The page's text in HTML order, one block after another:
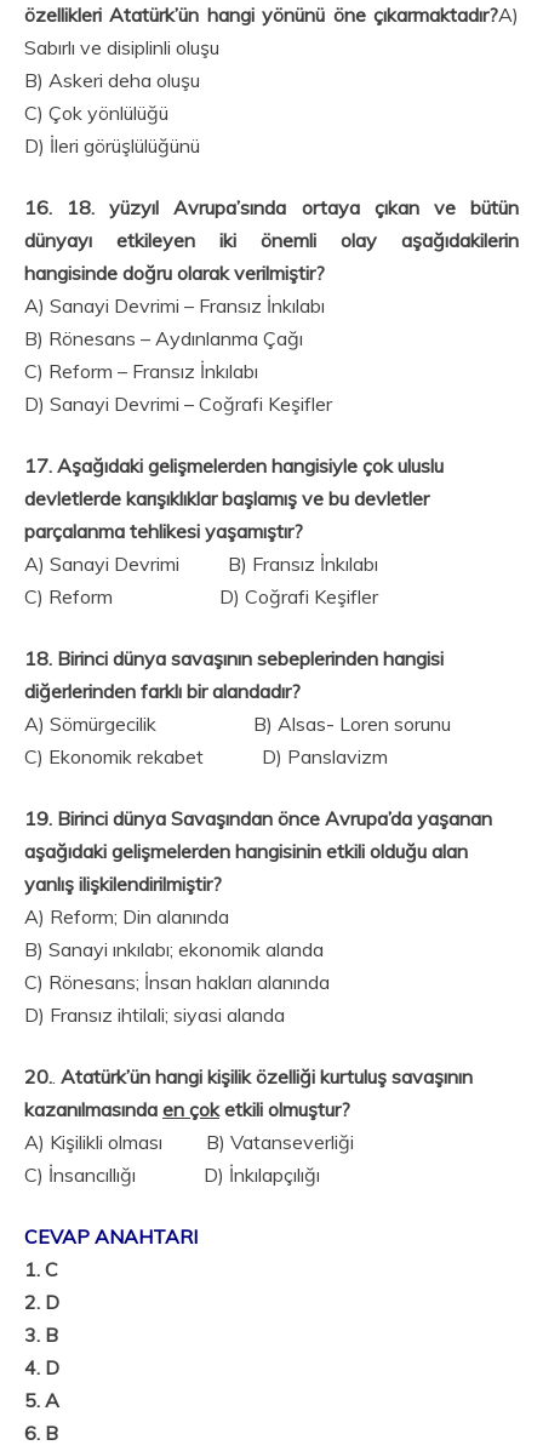
özellikleri Atatürk’ün hangi yönünü öne çıkarmaktadır?A)
Sabırlı ve disiplinli oluşu
B) Askeri deha oluşu
C) Çok yönlülüğü
D) İleri görüşlülüğünü
16. 18. yüzyıl Avrupa’sında ortaya çıkan ve bütün
dünyayı etkileyen iki önemli olay aşağıdakilerin
hangisinde doğru olarak verilmiştir?
A) Sanayi Devrimi – Fransız İnkılabı
B) Rönesans – Aydınlanma Çağı
C) Reform – Fransız İnkılabı
D) Sanayi Devrimi – Coğrafi Keşifler
17. Aşağıdaki gelişmelerden hangisiyle çok uluslu
devletlerde karışıklıklar başlamış ve bu devletler
parçalanma tehlikesi yaşamıştır?
A) Sanayi Devrimi B) Fransız İnkılabı
C) Reform D) Coğrafi Keşifler
18. Birinci dünya savaşının sebeplerinden hangisi
diğerlerinden farklı bir alandadır?
A) Sömürgecilik B) Alsas- Loren sorunu
C) Ekonomik rekabet D) Panslavizm
19. Birinci dünya Savaşından önce Avrupa’da yaşanan
aşağıdaki gelişmelerden hangisinin etkili olduğu alan
yanlış ilişkilendirilmiştir?
A) Reform; Din alanında
B) Sanayi ınkılabı; ekonomik alanda
C) Rönesans; İnsan hakları alanında
D) Fransız ihtilali; siyasi alanda
20. Atatürk’ün hangi kişilik özelliği kurtuluş savaşının
kazanılmasında en çoketkili olmuştur?
A) Kişilikli olması B) Vatanseverliği
C) İnsancıllığı D) İnkılapçılığı
CEVAP ANAHTARI
1. C
2. D
3. B
4. D
5. A
6. B